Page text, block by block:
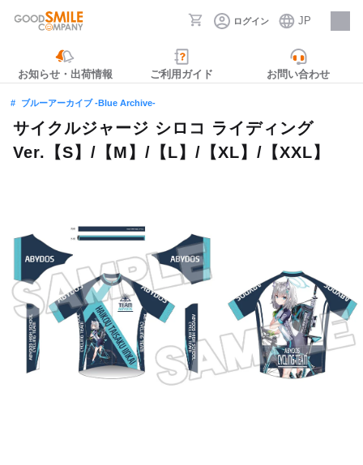
ログイン JP
採用情報
お知らせ・出荷情報 ご利用ガイド お問い合わせ
ブルーアーカイブ -Blue Archive-
サイクルジャージ シロコ ライディング
Ver.【S】/【M】/【L】/【XL】/【XXL】